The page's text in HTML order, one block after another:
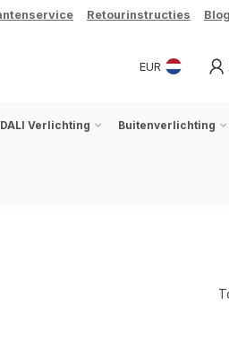
Retourinstructies
EUR
DALI Verlichting Buitenverlichting